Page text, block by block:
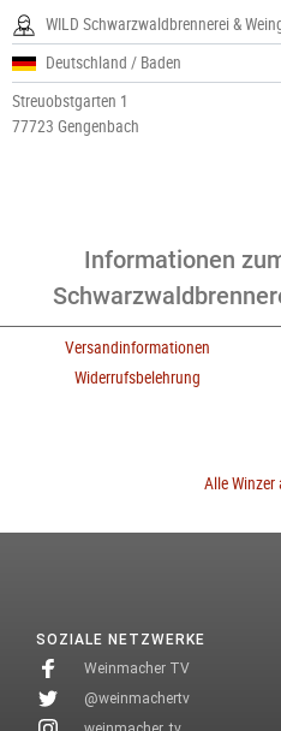
WILD Schwarzwaldbrennerei &
Deutschland / Baden
Streuobstgarten 1
77723 Gengenbach
Informationen
Versandinformationen
Widerrufsbelehrung
Alle Winzer
SOZIALE NETZWERKE
Weinmacher TV
@weinmachertv